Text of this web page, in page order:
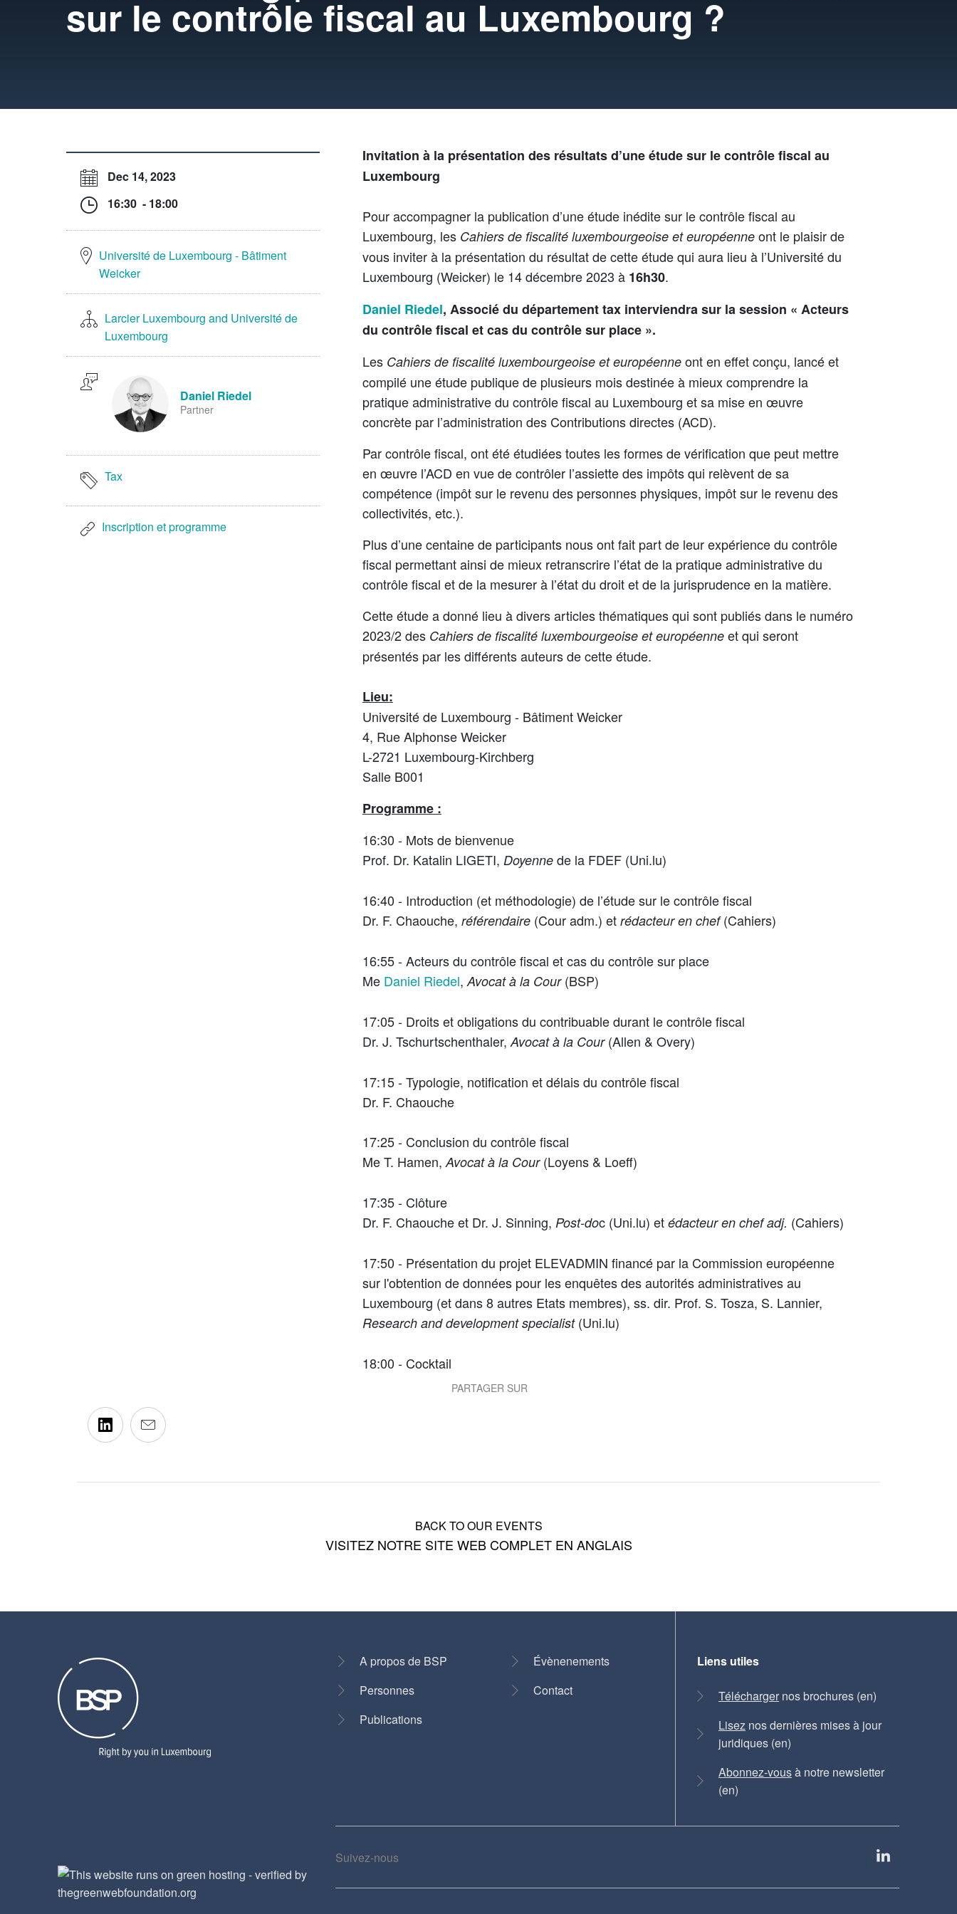
sur le contrôle fiscal au Luxembourg ?
Dec 14, 2023
16:30 - 18:00
Université de Luxembourg - Bâtiment
Weicker
Larcier Luxembourg and Université de
Luxembourg
Daniel Riedel
Partner
Tax
Inscription et programme
Invitation à la présentation des résultats d’une étude sur le contrôle fiscal au
Luxembourg
Pour accompagner la publication d’une étude inédite sur le contrôle fiscal au
Luxembourg, les Cahiers de fiscalité luxembourgeoise et européenneont le plaisir de
vous inviter à la présentation du résultat de cette étude qui aura lieu à l’Université du
Luxembourg (Weicker) le 14 décembre 2023 à 16h30.
Daniel Riedel, Associé du département tax interviendra sur la session « Acteurs
du contrôle fiscal et cas du contrôle sur place ».
Les Cahiers de fiscalité luxembourgeoise et européenne ont en effet conçu, lancé et
compilé une étude publique de plusieurs mois destinée à mieux comprendre la
pratique administrative du contrôle fiscal au Luxembourg et sa mise en œuvre
concrète par l’administration des Contributions directes (ACD).
Par contrôle fiscal, ont été étudiées toutes les formes de vérification que peut mettre
en œuvre l’ACD en vue de contrôler l’assiette des impôts qui relèvent de sa
compétence (impôt sur le revenu des personnes physiques, impôt sur le revenu des
collectivités, etc.).
Plus d’une centaine de participants nous ont fait part de leur expérience du contrôle
fiscal permettant ainsi de mieux retranscrire l’état de la pratique administrative du
contrôle fiscal et de la mesurer à l’état du droit et de la jurisprudence en la matière.
Cette étude a donné lieu à divers articles thématiques qui sont publiés dans le numéro
2023/2 des Cahiers de fiscalité luxembourgeoise et européenne et qui seront
présentés par les différents auteurs de cette étude.
Lieu:
Université de Luxembourg - Bâtiment Weicker
4, Rue Alphonse Weicker
L-2721 Luxembourg-Kirchberg
Salle B001
Programme :
16:30 - Mots de bienvenue
Prof. Dr. Katalin LIGETI, Doyenne de la FDEF (Uni.lu)
16:40 - Introduction (et méthodologie) de l’étude sur le contrôle fiscal
Dr. F. Chaouche, référendaire(Cour adm.) et rédacteur en chef(Cahiers)
16:55 - Acteurs du contrôle fiscal et cas du contrôle sur place
Me Daniel Riedel,Avocat à la Cour(BSP)
17:05 - Droits et obligations du contribuable durant le contrôle fiscal
Dr. J. Tschurtschenthaler,Avocat à la Cour (Allen & Overy)
17:15 - Typologie, notification et délais du contrôle fiscal
Dr. F. Chaouche
17:25 - Conclusion du contrôle fiscal
Me T. Hamen, Avocat à la Cour (Loyens & Loeff)
17:35 - Clôture
Dr. F. Chaoucheet Dr. J. Sinning, Post-doc (Uni.lu) et édacteur en chef adj. (Cahiers)
17:50 - Présentation du projet ELEVADMIN financé par la Commission européenne
sur l'obtention de données pour les enquêtes des autorités administratives au
Luxembourg (et dans 8 autres Etats membres), ss. dir. Prof. S. Tosza, S. Lannier,
Research and development specialist(Uni.lu)
18:00 - Cocktail
PARTAGER SUR
BACK TO OUR EVENTS
VISITEZ NOTRE SITE WEB COMPLET EN ANGLAIS
Pied
de
A propos de BSP
Personnes
Publications
Évènenements
Contact
Liens utiles
Télécharger nos brochures (en)
Lisez nos dernières mises à jour
juridiques (en)
Abonnez-vousà notre newsletter
(en)
Social
medias
Suivez-nous